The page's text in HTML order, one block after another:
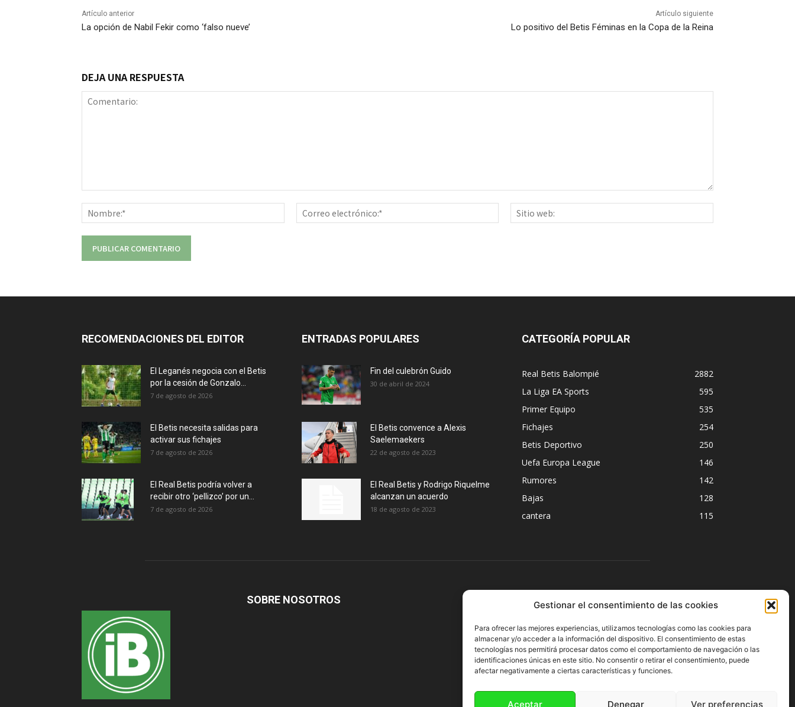
Gestionar el consentimiento de las cookies
Para ofrecer las mejores experiencias, utilizamos tecnologías como las cookies para
almacenar y/o acceder a la información del dispositivo. El consentimiento de estas
tecnologías nos permitirá procesar datos como el comportamiento de navegación o las
identificaciones únicas en este sitio. No consentir o retirar el consentimiento, puede
afectar negativamente a ciertas características y funciones.
Aceptar Denegar Ver preferencias
Artículo anterior
La opción de Nabil Fekir como ‘falso nueve’
Artículo siguiente
Lo positivo del Betis Féminas en la Copa de la Reina
DEJA UNA RESPUESTA
Nombre:*
Correo
electrónico:*
web:
RECOMENDACIONES DEL EDITOR
El Leganés negocia con el Betis
por la cesión de Gonzalo...
7 de agosto de 2026
El Betis necesita salidas para
activar sus fichajes
7 de agosto de 2026
El Real Betis podría volver a
recibir otro ‘pellizco’ por un...
7 de agosto de 2026
ENTRADAS POPULARES
Fin del culebrón Guido
30 de abril de 2024
El Betis convence a Alexis
Saelemaekers
22 de agosto de 2023
El Real Betis y Rodrigo Riquelme
alcanzan un acuerdo
18 de agosto de 2023
CATEGORÍA POPULAR
Real Betis Balompié
2882
La Liga EA Sports
595
Primer Equipo
535
Fichajes
254
Betis Deportivo
250
Uefa Europa League
146
Rumores
142
Bajas
128
cantera
115
SOBRE NOSOTROS SÍGUENOS